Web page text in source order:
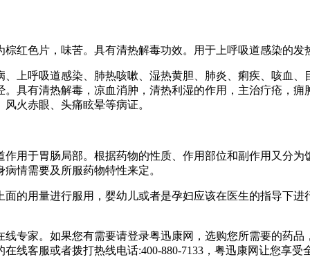
红色片，味苦。具有清热解毒功效。用于上呼吸道感染的
上呼吸道感染、肺热咳嗽、湿热黄胆、肺炎、痢疾、咳血
具有清热解毒，凉血消肿，清热利湿的作用，主治疔疮，
火赤眼、头痛眩晕等病证。
用于胃肠局部。根据药物的性质、作用部位和副作用又分
情需要及所服药物特性来定。
的用量进行服用，婴幼儿或者是孕妇应该在医生的指导下
专家。如果您有需要请登录粤迅康网，选购您所需要的药
线客服或者拨打热线电话:400-880-7133，粤迅康网让您享受